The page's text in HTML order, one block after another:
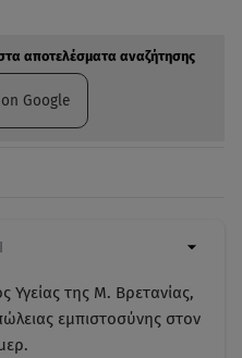
αποτελέσματα αναζήτησης
Google
της Μ. Βρετανίας,
εμπιστοσύνης στον